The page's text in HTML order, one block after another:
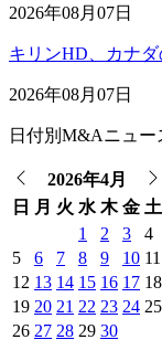
2026年08月07日
キリンHD、カナ
2026年08月07日
日付別M&Aニュー
2026年4月
日
月 火 水 木 金 土
1
2 3
4
5
6 7 8 9 10 11
12 13 14 15 16 17 18
19 20 21 22 23 24 25
26 27 28 29 30